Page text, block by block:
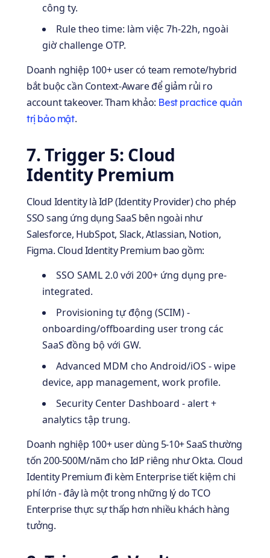
công ty.
Rule theo time: làm việc 7h-22h, ngoài
giờ challenge OTP.
Doanh nghiệp 100+ user có team remote/hybrid
bắt buộc cần Context-Aware để giảm rủi ro
account takeover. Tham khảo: Best practice quản
trị bảo mật.
7. Trigger 5: Cloud
Identity Premium
Cloud Identity là IdP (Identity Provider) cho phép
SSO sang ứng dụng SaaS bên ngoài như
Salesforce, HubSpot, Slack, Atlassian, Notion,
Figma. Cloud Identity Premium bao gồm:
SSO SAML 2.0 với 200+ ứng dụng pre-
integrated.
Provisioning tự động (SCIM) -
onboarding/offboarding user trong các
SaaS đồng bộ với GW.
Advanced MDM cho Android/iOS - wipe
device, app management, work profile.
Security Center Dashboard - alert +
analytics tập trung.
Doanh nghiệp 100+ user dùng 5-10+ SaaS thường
tốn 200-500M/năm cho IdP riêng như Okta. Cloud
Identity Premium đi kèm Enterprise tiết kiệm chi
phí lớn - đây là một trong những lý do TCO
Enterprise thực sự thấp hơn nhiều khách hàng
tưởng.